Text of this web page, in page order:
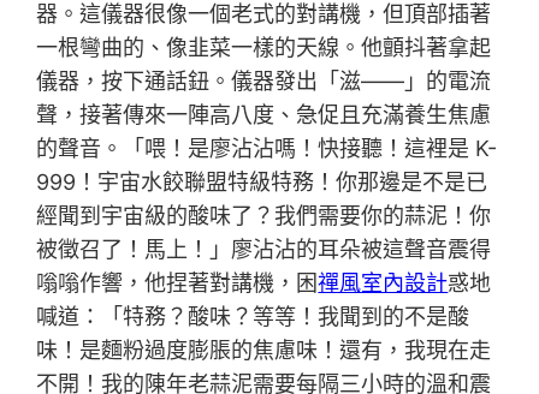
器。這儀器很像一個老式的對講機，但頂部插著
一根彎曲的、像韭菜一樣的天線。他顫抖著拿起
儀器，按下通話鈕。儀器發出「滋——」的電流
聲，接著傳來一陣高八度、急促且充滿養生焦慮
的聲音。「喂！是廖沾沾嗎！快接聽！這裡是 K-
999！宇宙水餃聯盟特級特務！你那邊是不是已
經聞到宇宙級的酸味了？我們需要你的蒜泥！你
被徵召了！馬上！」廖沾沾的耳朵被這聲音震得
嗡嗡作響，他捏著對講機，困禪風室內設計惑地
喊道：「特務？酸味？等等！我聞到的不是酸
味！是麵粉過度膨脹的焦慮味！還有，我現在走
不開！我的陳年老蒜泥需要每隔三小時的溫和震